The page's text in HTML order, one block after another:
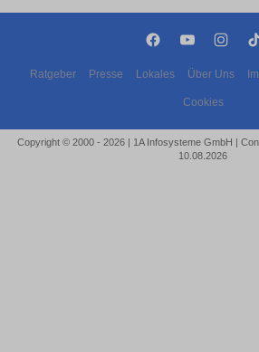
Ratgeber Presse Lokales Über Uns
Cookies
Copyright © 2000 - 2026 | 1A Infosysteme GmbH |
10.08.2026